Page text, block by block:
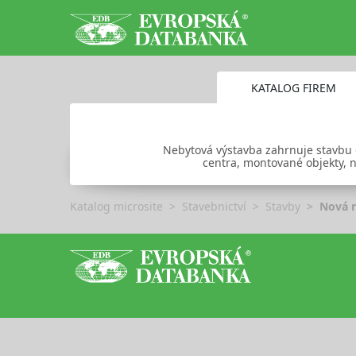
KATALOG FIREM
Nebytová výstavba zahrnuje
centra, montované objekty,
Katalog microsite Stavebnictví Stavby Nová